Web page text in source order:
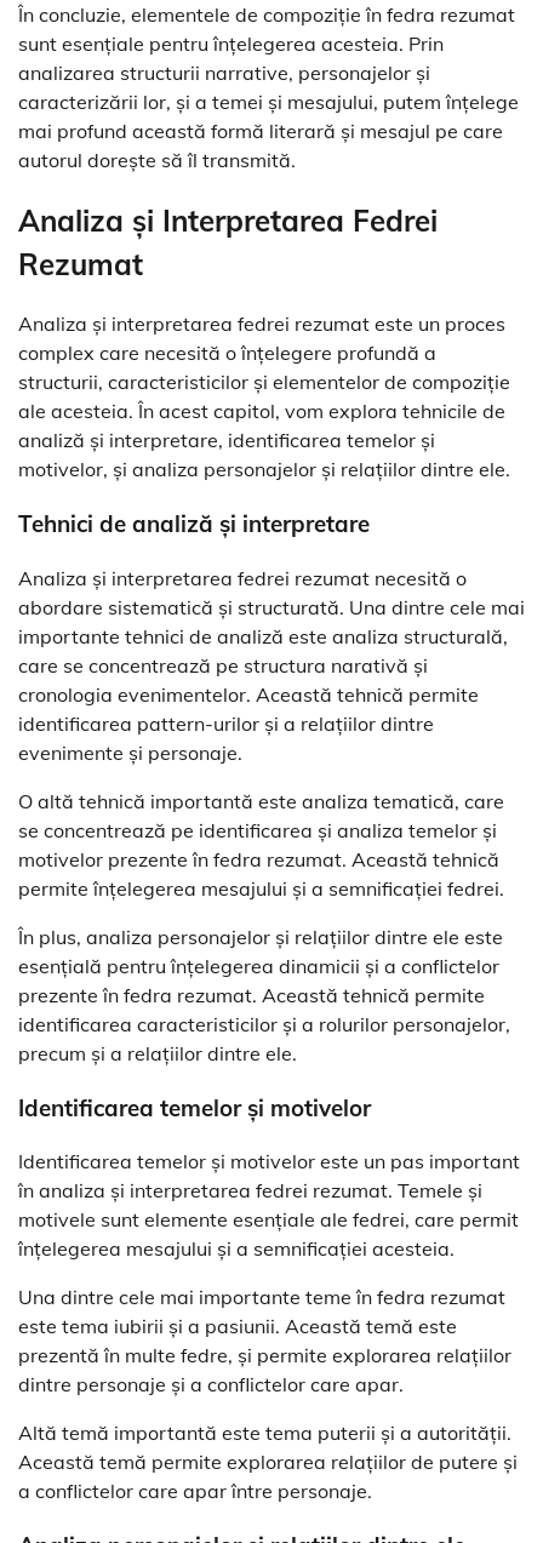
În concluzie, elementele de compoziție în fedra rezumat
sunt esențiale pentru înțelegerea acesteia. Prin
analizarea structurii narrative, personajelor și
caracterizării lor, și a temei și mesajului, putem înțelege
mai profund această formă literară și mesajul pe care
autorul dorește să îl transmită.
Analiza și Interpretarea Fedrei
Rezumat
Analiza și interpretarea fedrei rezumat este un proces
complex care necesită o înțelegere profundă a
structurii, caracteristicilor și elementelor de compoziție
ale acesteia. În acest capitol, vom explora tehnicile de
analiză și interpretare, identificarea temelor și
motivelor, și analiza personajelor și relațiilor dintre ele.
Tehnici de analiză și interpretare
Analiza și interpretarea fedrei rezumat necesită o
abordare sistematică și structurată. Una dintre cele mai
importante tehnici de analiză este analiza structurală,
care se concentrează pe structura narativă și
cronologia evenimentelor. Această tehnică permite
identificarea pattern-urilor și a relațiilor dintre
evenimente și personaje.
O altă tehnică importantă este analiza tematică, care
se concentrează pe identificarea și analiza temelor și
motivelor prezente în fedra rezumat. Această tehnică
permite înțelegerea mesajului și a semnificației fedrei.
În plus, analiza personajelor și relațiilor dintre ele este
esențială pentru înțelegerea dinamicii și a conflictelor
prezente în fedra rezumat. Această tehnică permite
identificarea caracteristicilor și a rolurilor personajelor,
precum și a relațiilor dintre ele.
Identificarea temelor și motivelor
Identificarea temelor și motivelor este un pas important
în analiza și interpretarea fedrei rezumat. Temele și
motivele sunt elemente esențiale ale fedrei, care permit
înțelegerea mesajului și a semnificației acesteia.
Una dintre cele mai importante teme în fedra rezumat
este tema iubirii și a pasiunii. Această temă este
prezentă în multe fedre, și permite explorarea relațiilor
dintre personaje și a conflictelor care apar.
Altă temă importantă este tema puterii și a autorității.
Această temă permite explorarea relațiilor de putere și
a conflictelor care apar între personaje.